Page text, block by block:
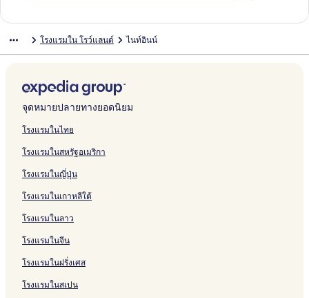
&
i
t
e
s
a
e
t
t
e
i
l
e
W
o
B
e
s
t
e
t
e
r
n
o
l
a
n
h
o
i
n
g
h
m
W
y
h
a
m
F
y
t
t
e
v
l
e
-
S
n
u
m
b
e
t
n
a
n
&
S
u
t
s
b
y
W
n
h
a
m
a
n
n
E
x
r
s
s
H
o
e
&
S
u
R
f
I
n
n
u
b
e
r
t
n
e
x
i
L
o
g
o
t
r
y
I
n
S
u
i
t
s
y
R
a
B
m
o
n
t
y
y
n
d
h
m
u
m
b
บ
m
p
t
o
I
n
&
S
u
t
s
S
o
รั
u
a
l
i
y
n
n
F
a
e
t
e
v
สำ
ห
R
a
m
a
a
y
W
y
n
h
m
L
u
สำ
บ
Q
u
a
i
y
I
n
n
S
i
t
e
น
รั
บ
H
a
p
o
n
I
n
า
ห
รั
บ
T
e
l
i
z
a
e
h
t
o
ฐ
สำ
ห
รั
บ
e
t
W
e
s
e
n
L
u
ร
น
สำ
ห
รั
S
u
t
h
e
n
n
n
L
ต
า
น
สำ
ห
บ
i
l
t
o
G
r
d
e
โรงแรมใน โรว์แลนด์ ไนท์อินน์
จุดหมายปลายทางยอดนิยม
โรงแรมในไทย
โรงแรมในสหรัฐอเมริกา
โรงแรมในญี่ปุ่น
โรงแรมในเกาหลีใต้
โรงแรมในลาว
โรงแรมในจีน
โรงแรมในฝรั่งเศส
โรงแรมในสเปน